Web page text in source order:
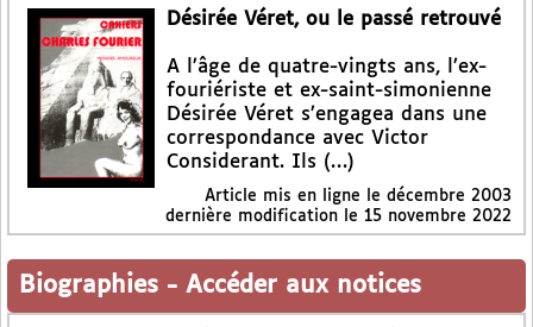
Désirée Véret, ou le passé retrouvé
A l’âge de quatre-vingts ans, l’ex-
fouriériste et ex-saint-simonienne
Désirée Véret s’engagea dans une
correspondance avec Victor
Considerant. Ils (…)
Article mis en ligne le décembre 2003
dernière modification le 15 novembre 2022
Biographies - Accéder aux notices